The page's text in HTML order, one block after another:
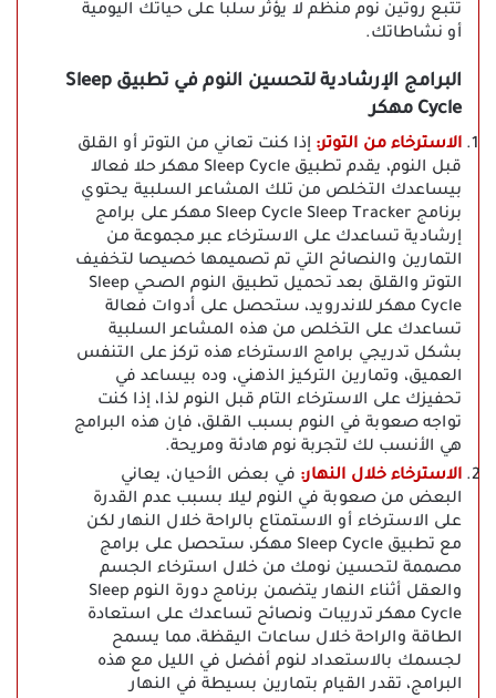
تتبع روتين نوم منظم لا يؤثر سلبا على حياتك اليومية
أو نشاطاتك.
البرامج الإرشادية لتحسين النوم في تطبيق Sleep
Cycle مهكر
الاسترخاء من التوتر: إذا كنت تعاني من التوتر أو القلق
قبل النوم، يقدم تطبيق Sleep Cycle مهكر حلا فعالا
بيساعدك التخلص من تلك المشاعر السلبية يحتوي
برنامج Sleep Cycle Sleep Tracker مهكر على برامج
إرشادية تساعدك على الاسترخاء عبر مجموعة من
التمارين والنصائح التي تم تصميمها خصيصا لتخفيف
التوتر والقلق بعد تحميل تطبيق النوم الصحي Sleep
Cycle مهكر للاندرويد، ستحصل على أدوات فعالة
تساعدك على التخلص من هذه المشاعر السلبية
بشكل تدريجي برامج الاسترخاء هذه تركز على التنفس
العميق، وتمارين التركيز الذهني، وده بيساعد في
تحفيزك على الاسترخاء التام قبل النوم لذا، إذا كنت
تواجه صعوبة في النوم بسبب القلق، فإن هذه البرامج
هي الأنسب لك لتجربة نوم هادئة ومريحة.
الاسترخاء خلال النهار: في بعض الأحيان، يعاني
البعض من صعوبة في النوم ليلا بسبب عدم القدرة
على الاسترخاء أو الاستمتاع بالراحة خلال النهار لكن
مع تطبيق Sleep Cycle مهكر، ستحصل على برامج
مصممة لتحسين نومك من خلال استرخاء الجسم
والعقل أثناء النهار يتضمن برنامج دورة النوم Sleep
Cycle مهكر تدريبات ونصائح تساعدك على استعادة
الطاقة والراحة خلال ساعات اليقظة، مما يسمح
لجسمك بالاستعداد لنوم أفضل في الليل مع هذه
البرامج، تقدر القيام بتمارين بسيطة في النهار